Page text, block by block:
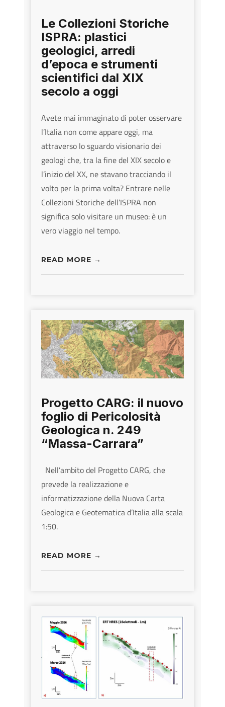
Le Collezioni Storiche
ISPRA: plastici
geologici, arredi
d’epoca e strumenti
scientifici dal XIX
secolo a oggi
Avete mai immaginato di poter osservare
l’Italia non come appare oggi, ma
attraverso lo sguardo visionario dei
geologi che, tra la fine del XIX secolo e
l’inizio del XX, ne stavano tracciando il
volto per la prima volta? Entrare nelle
Collezioni Storiche dell’ISPRA non
significa solo visitare un museo: è un
vero viaggio nel tempo.
READ MORE →
Progetto CARG: il nuovo
foglio di Pericolosità
Geologica n. 249
“Massa-Carrara”
Nell’ambito del Progetto CARG, che
prevede la realizzazione e
informatizzazione della Nuova Carta
Geologica e Geotematica d’Italia alla scala
1:50.
READ MORE →